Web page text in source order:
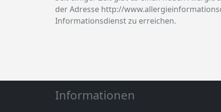
der Adresse http://
Informationsdienst zu erreichen.
Informationen